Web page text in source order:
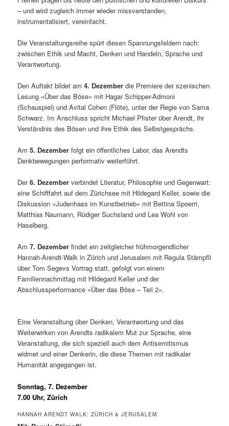
– und wird zugleich immer wieder missverstanden,
instrumentalisiert, vereinfacht.
Die Veranstaltungsreihe spürt diesen Spannungsfeldern nach:
zwischen Ethik und Macht, Denken und Handeln, Sprache und
Verantwortung.
Den Auftakt bildet am4. Dezember die Premiere der szenischen
Lesung «Über das Böse» mit Hagar Schipper-Admoni
(Schauspiel) und Avital Cohen (Flöte), unter der Regie von Sama
Schwarz. Im Anschluss spricht Michael Pfister über Arendt, ihr
Verständnis des Bösen und ihre Ethik des Selbstgesprächs.
Am5. Dezember folgt ein öffentliches Labor, das Arendts
Denkbewegungen performativ weiterführt.
Der6. Dezember verbindet Literatur, Philosophie und Gegenwart:
eine Schifffahrt auf dem Zürichsee mit Hildegard Keller, sowie die
Diskussion «Judenhass im Kunstbetrieb» mit Bettina Spoerri,
Matthias Naumann, Rüdiger Suchsland und Lea Wohl von
Haselberg.
Am7. Dezember findet ein zeitgleicher frühmorgendlicher
Hannah-Arendt-Walk in Zürich und Jerusalem mit Regula Stämpfli
über Tom Segevs Vortrag statt, gefolgt von einem
Familiennachmittag mit Hildegard Keller und der
Abschlussperformance «Über das Böse – Teil 2».
Eine Veranstaltung über Denken, Verantwortung und das
Weiterwirken von Arendts radikalem Mut zur Sprache, eine
Veranstaltung, die sich speziell auch dem Antisemitismus
widmet und einer Denkerin, die diese Themen mit radikaler
Humanität angegangen ist.
Sonntag, 7. Dezember
7.00 Uhr, Zürich
HANNAH ARENDT WALK: ZÜRICH & JERUSALEM